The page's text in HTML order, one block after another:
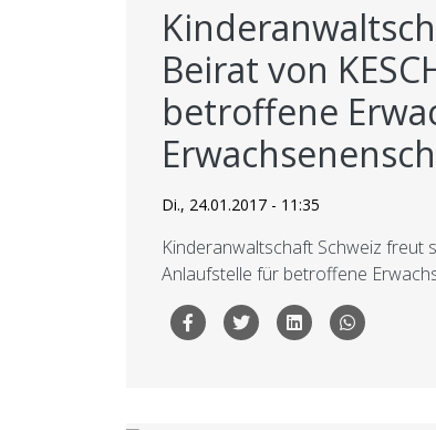
Beirat von
betroffene
Di., 24.01.2017 - 11:35
Kinderanwaltschaft Schweiz freut
Anlaufstelle für betroffene